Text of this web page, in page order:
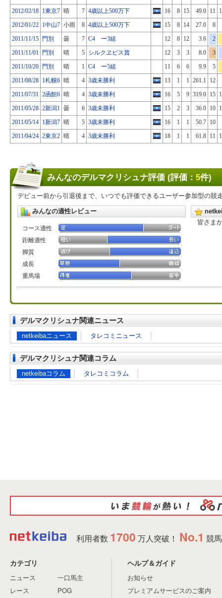
2012/02/18 1東京7 晴 7 4歳以上500万下 16 8 15 49.0 11
2012/01/22 1中山7 小雨 8 4歳以上500万下 15 8 14 27.0
8
2011/11/15 門別 曇 7 C4 ー3組 12 8 12 3.6
2
2011/11/01 門別 晴 5 シルクヱビス賞 12 3 3 8.0
3
2011/10/20 門別 晴 1 C4 ー5組 11 6 6 9.9
5
2011/08/28 1札幌6 晴 4 3歳未勝利 13 1 1 261.1
12
2011/07/31 2函館6 晴 4 3歳未勝利 16 5 9 319.0 15
2011/05/28 2新潟1 曇 6 3歳未勝利 15 2 3 36.0 10
2011/05/14 1新潟7 晴 5 3歳未勝利 16 1 1 50.7 10
2011/04/24 2東京2 晴 4 3歳未勝利 18 1 1 61.8 11
みんなのデルマクリシュナ評価 (評価： 5件)
デビュー前から引退後まで、いつでも評価できるユーザー参加型の競
みんなの適性レビュー
コース適性
距離適性
脚質
成長
重馬場
皆さま
デルマクリシュナ関連ニュース
netkeibaニュース タレコミニュース
デルマクリシュナ関連コラム
netkeibaコラム タレコミコラム
利用者数 1700 万人突破！ No.1 競
カテゴリ
ニュース
レース
一口馬主
POG
ヘルプ＆ガイド
お知らせ
プレミアムサービスのご案内